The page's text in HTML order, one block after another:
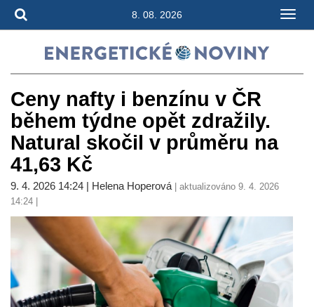
8. 08. 2026
Ceny nafty i benzínu v ČR
během týdne opět zdražily.
Natural skočil v průměru na
41,63 Kč
9. 4. 2026 14:24 | Helena Hoperová| aktualizováno 9. 4. 2026
14:24 |